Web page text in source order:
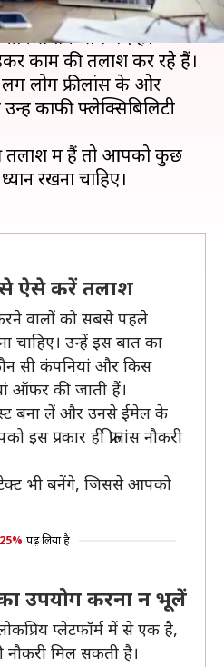
देश में लॉकडाउन चल रहा है
तक सब बंद है।
काम की तलाश कर रहे हैं।
लग लोग फ्रीलांस के ओर
काफी फ्लेक्सिबिलिटी
तलाश में हैं तो आपको कुछ
रखना चाहिए।
ऐसे करें तलाश
करने वालों को सबसे पहले
चाहिए। उन्हें इस बात का
सी कंपनियां और किस
ऑफर की जाती हैं।
बना लें और उनसे ईमेल के
प्रकार ही फ्रीलांस नौकरी
भी बनेंगे, जिससे आपको
25% पढ़ लिया है
उपयोग करना न भूलें
प्लेटफॉर्म में से एक है,
मिल सकती है।